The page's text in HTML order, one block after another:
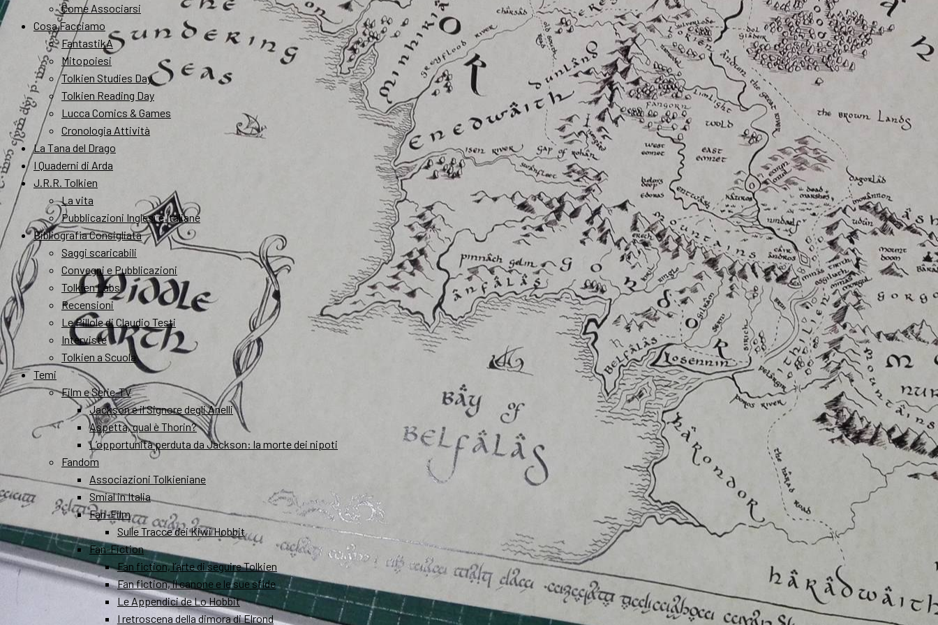
Come Associarsi
Cosa Facciamo
FantastikA
Mitopoiesi
Tolkien Studies Day
Tolkien Reading Day
Lucca Comics & Games
Cronologia Attività
La Tana del Drago
I Quaderni di Arda
J.R.R. Tolkien
La vita
Pubblicazioni Inglesi e Italiane
Bibliografia Consigliata
Saggi scaricabili
Convegni e Pubblicazioni
Tolkien Labs
Recensioni
Le Pillole di Claudio Testi
Interviste
Tolkien a Scuola
Temi
Film e Serie-TV
Jackson e il Signore degli Anelli
Aspetta, qual è Thorin?
L’opportunità perduta da Jackson: la morte dei nipoti
Fandom
Associazioni Tolkieniane
Smial in Italia
Fan-Film
Sulle Tracce dei Kiwi Hobbit
Fan-Fiction
Fan fiction, l’arte di seguire Tolkien
Fan fiction, il canone e le sue sfide
Le Appendici de Lo Hobbit
I retroscena della dimora di Elrond